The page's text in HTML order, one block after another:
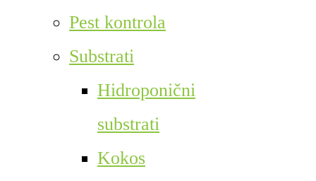
Pest kontrola
Substrati
Hidroponični
substrati
Kokos